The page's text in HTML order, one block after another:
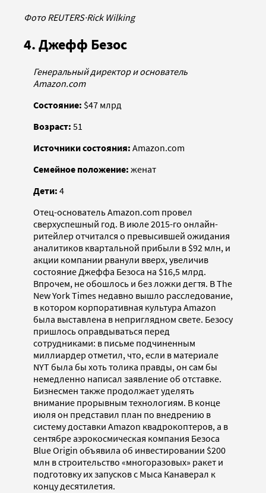
Фото REUTERS·Rick Wilking
4. Джефф Безос
Генеральный директор и основатель
Amazon.com
Состояние: $47 млрд
Возраст: 51
Источники состояния: Amazon.com
Семейное положение: женат
Дети: 4
Отец-основатель Amazon.com провел
сверхуспешный год. В июле 2015-го онлайн-
ритейлер отчитался о превысившей ожидания
аналитиков квартальной прибыли в $92 млн, и
акции компании рванули вверх, увеличив
состояние Джеффа Безоса на $16,5 млрд.
Впрочем, не обошлось и без ложки дегтя. В The
New York Times недавно вышло расследование,
в котором корпоративная культура Amazon
была выставлена в неприглядном свете. Безосу
пришлось оправдываться перед
сотрудниками: в письме подчиненным
миллиардер отметил, что, если в материале
NYT была бы хоть толика правды, он сам бы
немедленно написал заявление об отставке.
Бизнесмен также продолжает уделять
внимание прорывным технологиям. В конце
июля он представил план по внедрению в
систему доставки Amazon квадрокоптеров, а в
сентябре аэрокосмическая компания Безоса
Blue Origin объявила об инвестировании $200
млн в строительство «многоразовых» ракет и
подготовку их запусков с Мыса Канаверал к
концу десятилетия.